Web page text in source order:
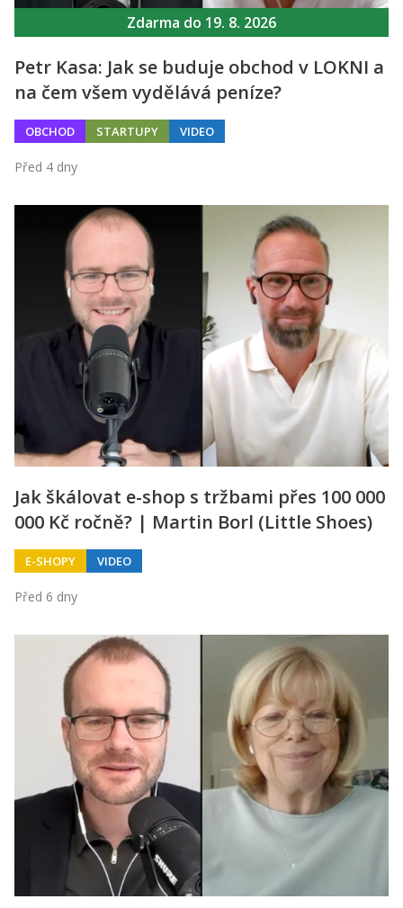
Zdarma do 19. 8. 2026
Petr Kasa: Jak se buduje obchod v LOKNI a
na čem všem vydělává peníze?
OBCHOD STARTUPY VIDEO
Před 4 dny
Jak škálovat e-shop s tržbami přes 100 000
000 Kč ročně? | Martin Borl (Little Shoes)
E-SHOPY VIDEO
Před 6 dny